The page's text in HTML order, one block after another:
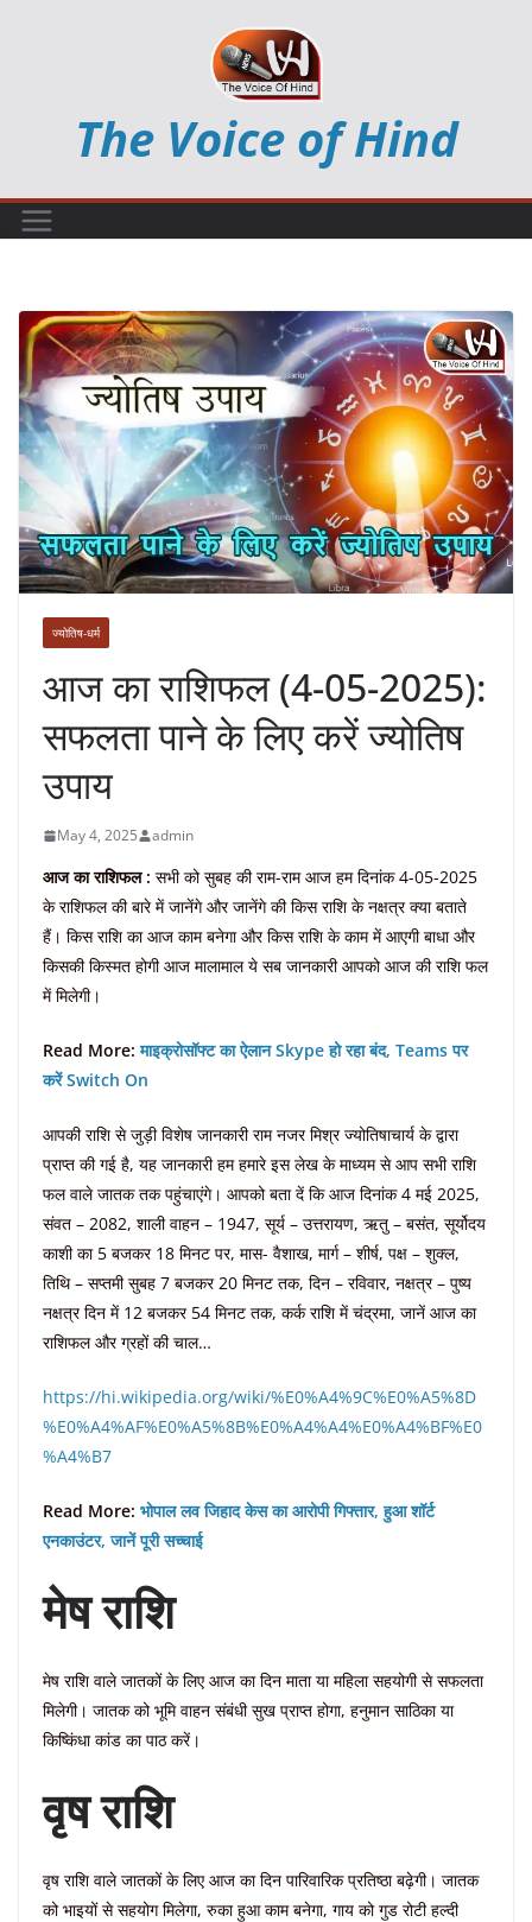
The Voice of Hind
ज्योतिष-धर्म
आज का राशिफल (4-05-2025):
सफलता पाने के लिए करें ज्योतिष
उपाय
May 4, 2025 admin
आज का राशिफल : सभी को सुबह की राम-राम आज हम दिनांक 4-05-2025
के राशिफल की बारे में जानेंगे और जानेंगे की किस राशि के नक्षत्र क्या बताते
हैं। किस राशि का आज काम बनेगा और किस राशि के काम में आएगी बाधा और
किसकी किस्मत होगी आज मालामाल ये सब जानकारी आपको आज की राशि फल
में मिलेगी।
Read More:माइक्रोसॉफ्ट का ऐलान Skype हो रहा बंद, Teams पर
करें Switch On
आपकी राशि से जुड़ी विशेष जानकारी राम नजर मिश्र ज्योतिषाचार्य के द्वारा
प्राप्त की गई है, यह जानकारी हम हमारे इस लेख के माध्यम से आप सभी राशि
फल वाले जातक तक पहुंचाएंगे। आपको बता दें कि आज दिनांक 4 मई 2025,
संवत – 2082, शाली वाहन – 1947, सूर्य – उत्तरायण, ऋतु – बसंत, सूर्योदय
काशी का 5 बजकर 18 मिनट पर, मास- वैशाख, मार्ग – शीर्ष, पक्ष – शुक्ल,
तिथि – सप्तमी सुबह 7 बजकर 20 मिनट तक, दिन – रविवार, नक्षत्र – पुष्य
नक्षत्र दिन में 12 बजकर 54 मिनट तक, कर्क राशि में चंद्रमा, जानें आज का
राशिफल और ग्रहों की चाल…
https://hi.wikipedia.org/wiki/%E0%A4%9C%E0%A5%8D
%E0%A4%AF%E0%A5%8B%E0%A4%A4%E0%A4%BF%E0
%A4%B7
Read More: भोपाल लव जिहाद केस का आरोपी गिफ्तार, हुआ शॉर्ट
एनकाउंटर, जानें पूरी सच्चाई
मेष राशि
मेष राशि वाले जातकों के लिए आज का दिन माता या महिला सहयोगी से सफलता
मिलेगी। जातक को भूमि वाहन संबंधी सुख प्राप्त होगा, हनुमान साठिका या
किष्किंधा कांड का पाठ करें।
वृष राशि
वृष राशि वाले जातकों के लिए आज का दिन पारिवारिक प्रतिष्ठा बढ़ेगी। जातक
को भाइयों से सहयोग मिलेगा, रुका हुआ काम बनेगा, गाय को गुड रोटी हल्दी